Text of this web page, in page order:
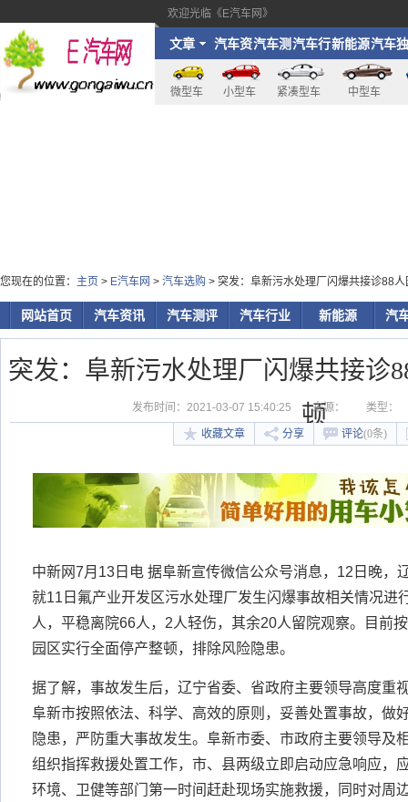
欢迎光临《E汽车网》
文章 汽车资
讯
汽车测
评
汽车行
业
新能源汽车独
家
微型车 小型车 紧凑型车 中型车
您现在的位置： 主页 > E汽车网 > 汽车选购 > 突发：阜新污水处理厂闪爆共接诊88
网站首页 汽车资讯 汽车测评 汽车行业 新能源 汽
突发：阜新污水处理厂闪爆共接诊
顿
发布时间：2021-03-07 15:40:25 来源： 类型：
收藏文章 分享 评论(0条)
中新网7月13日电 据阜新宣传微信公众号消息，12日晚，
就11日氟产业开发区污水处理厂发生闪爆事故相关情况进
人，平稳离院66人，2人轻伤，其余20人留院观察。目前
园区实行全面停产整顿，排除风险隐患。
据了解，事故发生后，辽宁省委、省政府主要领导高度重
阜新市按照依法、科学、高效的原则，妥善处置事故，做
隐患，严防重大事故发生。阜新市委、市政府主要领导及
组织指挥救援处置工作，市、县两级立即启动应急响应，
环境、卫健等部门第一时间赶赴现场实施救援，同时对周